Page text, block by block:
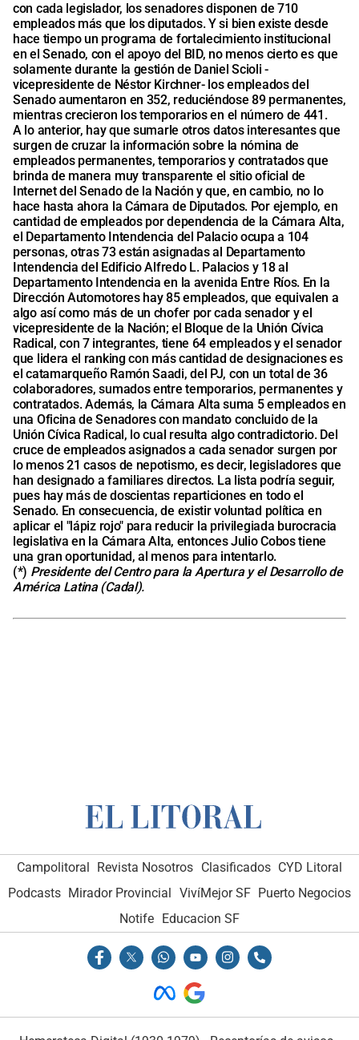
con cada legislador, los senadores disponen de 710
empleados más que los diputados. Y si bien existe desde
hace tiempo un programa de fortalecimiento institucional
en el Senado, con el apoyo del BID, no menos cierto es que
solamente durante la gestión de Daniel Scioli -
vicepresidente de Néstor Kirchner- los empleados del
Senado aumentaron en 352, reduciéndose 89 permanentes,
mientras crecieron los temporarios en el número de 441.
A lo anterior, hay que sumarle otros datos interesantes que
surgen de cruzar la información sobre la nómina de
empleados permanentes, temporarios y contratados que
brinda de manera muy transparente el sitio oficial de
Internet del Senado de la Nación y que, en cambio, no lo
hace hasta ahora la Cámara de Diputados. Por ejemplo, en
cantidad de empleados por dependencia de la Cámara Alta,
el Departamento Intendencia del Palacio ocupa a 104
personas, otras 73 están asignadas al Departamento
Intendencia del Edificio Alfredo L. Palacios y 18 al
Departamento Intendencia en la avenida Entre Ríos. En la
Dirección Automotores hay 85 empleados, que equivalen a
algo así como más de un chofer por cada senador y el
vicepresidente de la Nación; el Bloque de la Unión Cívica
Radical, con 7 integrantes, tiene 64 empleados y el senador
que lidera el ranking con más cantidad de designaciones es
el catamarqueño Ramón Saadi, del PJ, con un total de 36
colaboradores, sumados entre temporarios, permanentes y
contratados. Además, la Cámara Alta suma 5 empleados en
una Oficina de Senadores con mandato concluido de la
Unión Cívica Radical, lo cual resulta algo contradictorio. Del
cruce de empleados asignados a cada senador surgen por
lo menos 21 casos de nepotismo, es decir, legisladores que
han designado a familiares directos. La lista podría seguir,
pues hay más de doscientas reparticiones en todo el
Senado. En consecuencia, de existir voluntad política en
aplicar el "lápiz rojo" para reducir la privilegiada burocracia
legislativa en la Cámara Alta, entonces Julio Cobos tiene
una gran oportunidad, al menos para intentarlo.
(*) Presidente del Centro para la Apertura y el Desarrollo de
América Latina (Cadal).
Campolitoral Revista Nosotros Clasificados CYD Litoral
Podcasts Mirador Provincial VivíMejor SF Puerto Negocios
Notife Educacion SF
Campolitoral Revista Nosotros Clasificados CYD Litoral
Podcasts Mirador Provincial VivíMejor SF Puerto Negocios
Notife Educacion SF